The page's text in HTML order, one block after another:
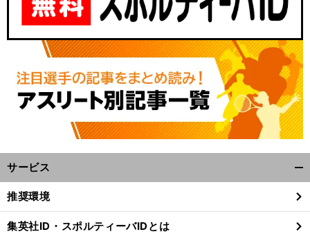
サービス
閉
推奨環境
集英社ID・スポルティーバIDとは